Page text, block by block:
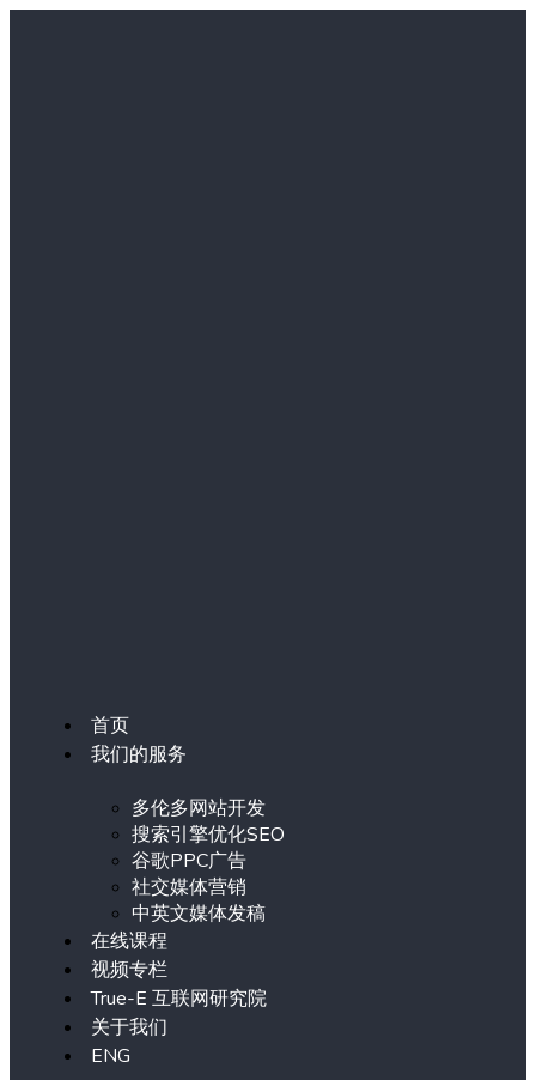
首页
我们的服务
多伦多网站开发
搜索引擎优化SEO
谷歌PPC广告
社交媒体营销
中英文媒体发稿
在线课程
视频专栏
True-E 互联网研究院
关于我们
ENG